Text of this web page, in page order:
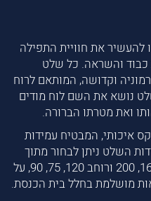
להעשיר את חוויית התפילה
כבוד והשראה. כל שלט
וקדושה, המותאם לרוח
נושא את השם לוח מודים
ואת מטרתו הברורה.
איכותי, המבטיח עמידות
השלט ניתן לבחור מתוך
מגוון אפשרויות גובה 100, 120, 160, 200 ורוחב 120, 75, 90, על
מושלמת בחלל בית הכנסת.